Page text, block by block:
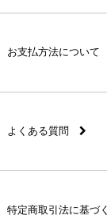
お支払方法について
よくある質問
特定商取引法に基づ